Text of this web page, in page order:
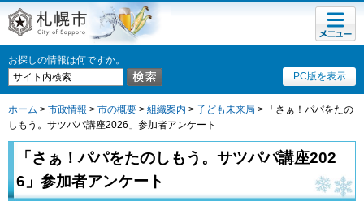
札幌市
お探しの情報は何ですか。
PC版を表示
メニュ
ー
ホーム > 市政情報 > 市の概要 > 組織案内 > 子ども未来局 > 「さぁ！パパをたの
しもう。サツパパ講座2026」参加者アンケート
「さぁ！パパをたのしもう。サツパパ講座202
6」参加者アンケート